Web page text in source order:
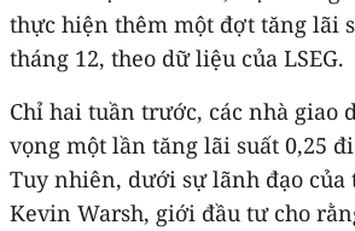
thực hiện thêm một đợt tăng lãi
tháng 12, theo dữ liệu của LSEG.
Chỉ hai tuần trước, các nhà giao
vọng một lần tăng lãi suất 0,25
Tuy nhiên, dưới sự lãnh đạo của
Kevin Warsh, giới đầu tư cho